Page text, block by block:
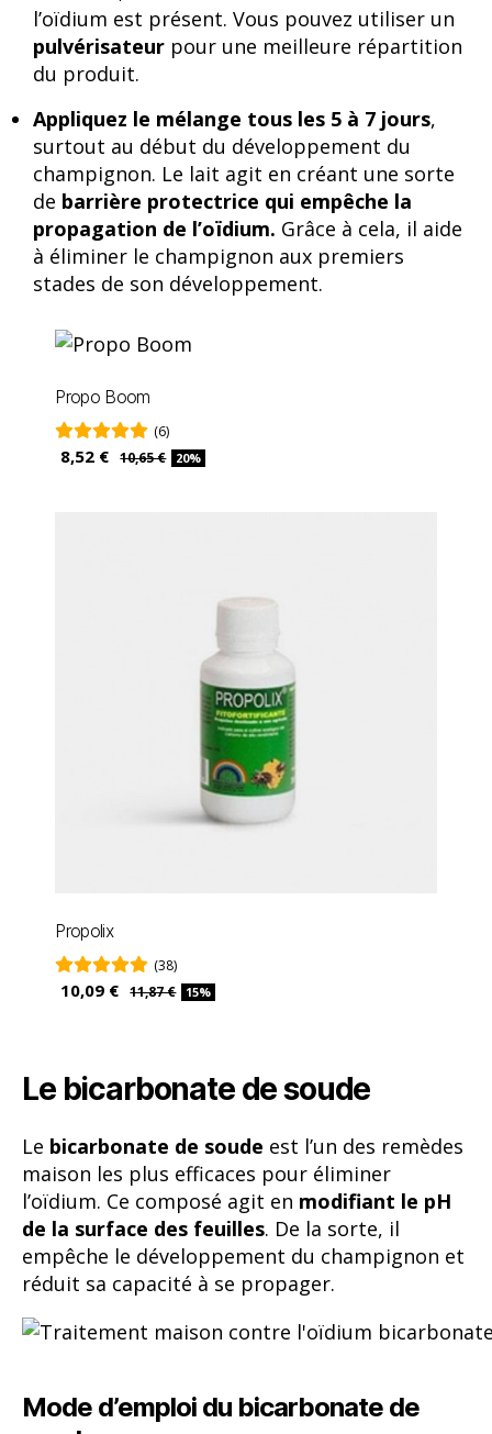
l’oïdium est présent. Vous pouvez utiliser un
pulvérisateur pour une meilleure répartition
du produit.
Appliquez le mélange tous les 5 à 7 jours,
surtout au début du développement du
champignon. Le lait agit en créant une sorte
de barrière protectrice qui empêche la
propagation de l’oïdium. Grâce à cela, il aide
à éliminer le champignon aux premiers
stades de son développement.
Propo Boom
(6)
8,52 € 10,65 € 20%
Propolix
(38)
10,09 € 11,87 € 15%
Le bicarbonate de soude
Le bicarbonate de soude est l’un des remèdes
maison les plus efficaces pour éliminer
l’oïdium. Ce composé agit en modifiant le pH
de la surface des feuilles. De la sorte, il
empêche le développement du champignon et
réduit sa capacité à se propager.
Mode d’emploi du bicarbonate de